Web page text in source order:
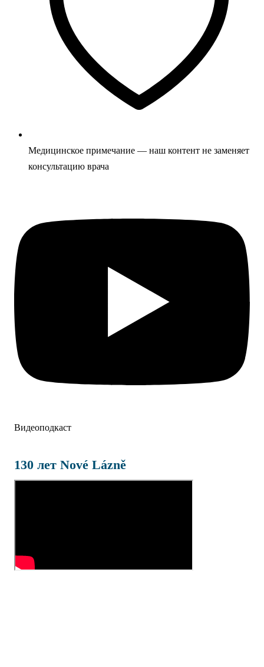
Медицинское примечание — наш контент не заменяет
консультацию врача
Видеоподкаст
130 лет Nové Lázně